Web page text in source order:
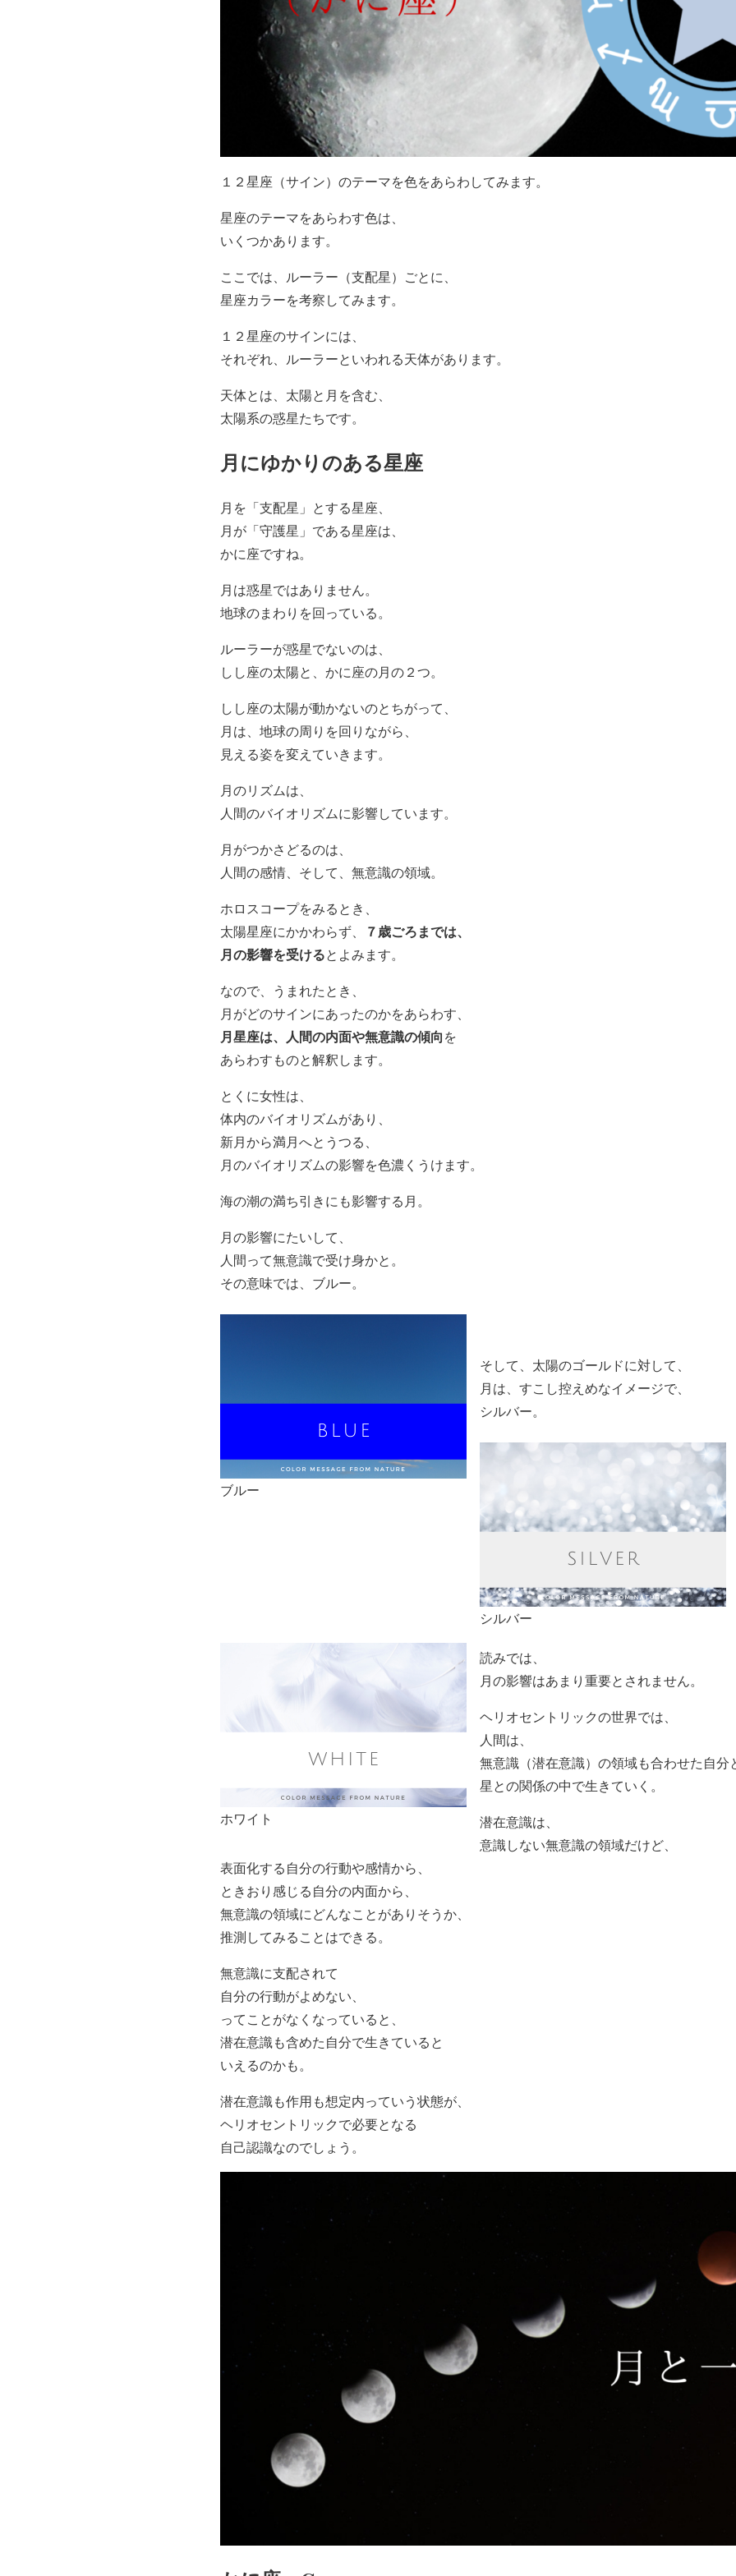
１２星座（サイン）のテーマを色をあらわしてみます。
星座のテーマをあらわす色は、
いくつかあります。
ここでは、ルーラー（支配星）ごとに、
星座カラーを考察してみます。
１２星座のサインには、
それぞれ、ルーラーといわれる天体があります。
天体とは、太陽と月を含む、
太陽系の惑星たちです。
月にゆかりのある星座
月を「支配星」とする星座、
月が「守護星」である星座は、
かに座ですね。
月は惑星ではありません。
地球のまわりを回っている。
ルーラーが惑星でないのは、
しし座の太陽と、かに座の月の２つ。
しし座の太陽が動かないのとちがって、
月は、地球の周りを回りながら、
見える姿を変えていきます。
月のリズムは、
人間のバイオリズムに影響しています。
月がつかさどるのは、
人間の感情、そして、無意識の領域。
ホロスコープをみるとき、
太陽星座にかかわらず、
７歳ごろまでは、
月の影響を受けるとよみます。
なので、うまれたとき、
月がどのサインにあったのかをあらわす、
月星座は、人間の内面や無意識の傾向を
あらわすものと解釈します。
とくに女性は、
体内のバイオリズムがあり、
新月から満月へとうつる、
月のバイオリズムの影響を色濃くうけます。
海の潮の満ち引きにも影響する月。
月の影響にたいして、
人間って無意識で受け身かと。
その意味では、ブルー。
ブルー
そして、太陽のゴールドに対して、
月は、すこし控えめなイメージで、
シルバー。
シルバー
ホワイト
読みでは、
月の影響はあまり重要とされません。
ヘリオセントリックの世界では、
人間は、
無意識（潜在意識）の領域も合わせた自分
星との関係の中で生きていく。
潜在意識は、
意識しない無意識の領域だけど、
表面化する自分の行動や感情から、
ときおり感じる自分の内面から、
無意識の領域にどんなことがありそうか、
推測してみることはできる。
無意識に支配されて
自分の行動がよめない、
ってことがなくなっていると、
潜在意識も含めた自分で生きていると
いえるのかも。
潜在意識も作用も想定内っていう状態が、
ヘリオセントリックで必要となる
自己認識なのでしょう。